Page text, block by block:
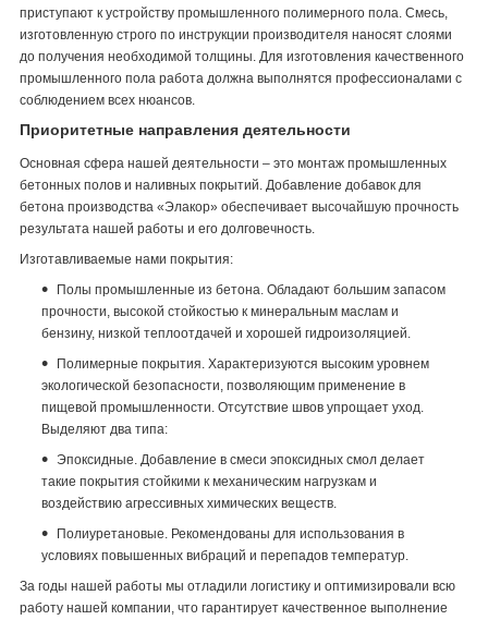
приступают к устройству промышленного полимерного пола. Смесь,
изготовленную строго по инструкции производителя наносят слоями
до получения необходимой толщины. Для изготовления качественного
промышленного пола работа должна выполнятся профессионалами с
соблюдением всех нюансов.
Приоритетные направления деятельности
Основная сфера нашей деятельности – это монтаж промышленных
бетонных полов и наливных покрытий. Добавление добавок для
бетона производства «Элакор» обеспечивает высочайшую прочность
результата нашей работы и его долговечность.
Изготавливаемые нами покрытия:
Полы промышленные из бетона. Обладают большим запасом
прочности, высокой стойкостью к минеральным маслам и
бензину, низкой теплоотдачей и хорошей гидроизоляцией.
Полимерные покрытия. Характеризуются высоким уровнем
экологической безопасности, позволяющим применение в
пищевой промышленности. Отсутствие швов упрощает уход.
Выделяют два типа:
Эпоксидные. Добавление в смеси эпоксидных смол делает
такие покрытия стойкими к механическим нагрузкам и
воздействию агрессивных химических веществ.
Полиуретановые. Рекомендованы для использования в
условиях повышенных вибраций и перепадов температур.
За годы нашей работы мы отладили логистику и оптимизировали всю
работу нашей компании, что гарантирует качественное выполнение